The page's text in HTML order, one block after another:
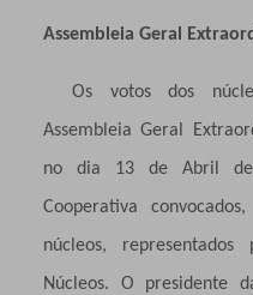
Assembleia Geral
Os votos dos
Assembleia Geral
no dia 13 de Abril de
Cooperativa
núcleos,
Núcleos. O presidente